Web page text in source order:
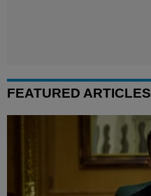
FEATURED ARTICLES